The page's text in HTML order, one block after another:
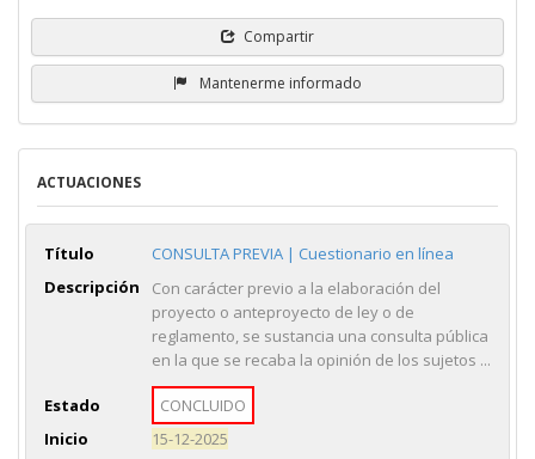
Compartir
Mantenerme informado
ACTUACIONES
Título
CONSULTA PREVIA | Cuestionario en línea
Descripción
Con carácter previo a la elaboración del
proyecto o anteproyecto de ley o de
reglamento, se sustancia una consulta pública
en la que se recaba la opinión de los sujetos ...
Estado
CONCLUIDO
Inicio
15-12-2025